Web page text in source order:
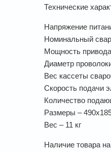
Технические
Напряжение
Номинальный
Мощность
Диаметр
Вес кассеты
Скорость подачи
Количество
Размеры –
Вес – 11 кг
Наличие товара